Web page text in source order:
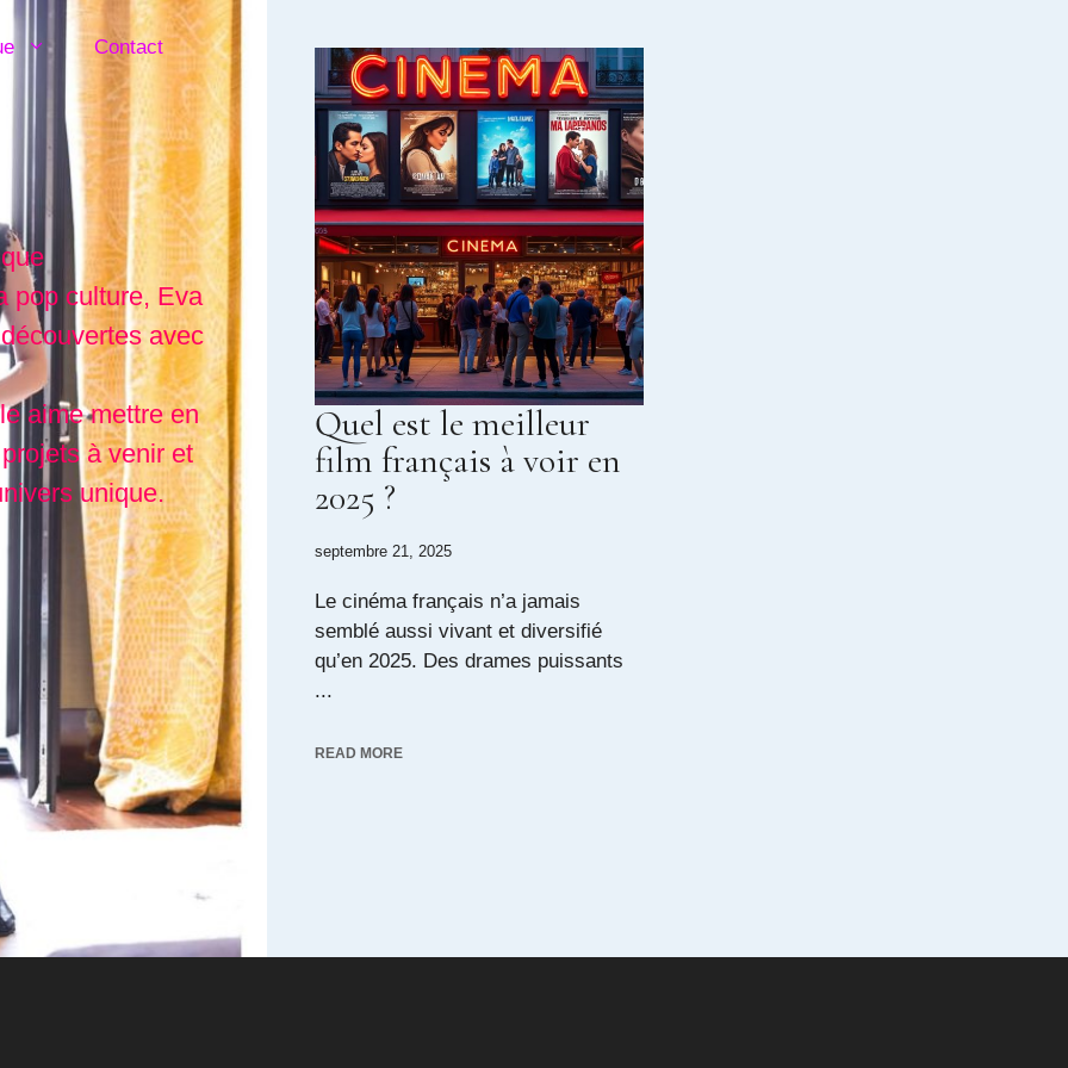
Contact
pop culture, Eva
avec
aime mettre en
à venir et
unique.
Quel est le meilleur
film français à voir en
2025 ?
septembre 21, 2025
Le cinéma français n’a jamais
semblé aussi vivant et diversifié
qu’en 2025. Des drames puissants
...
READ MORE